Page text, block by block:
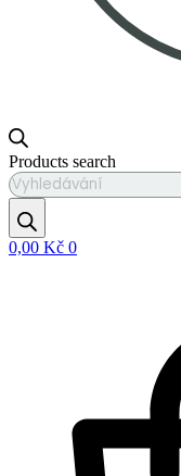
Products search
0,00 Kč 0